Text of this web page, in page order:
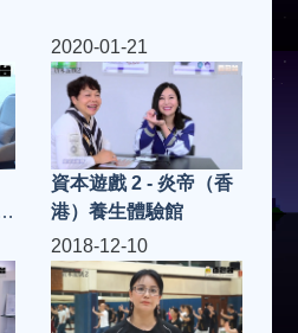
2020-01-21
資本遊戲 2 - 炎帝（香
港）養生體驗館
2018-12-10